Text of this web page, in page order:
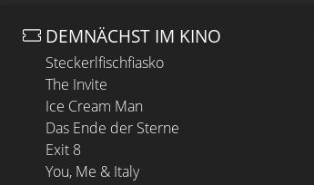
DEMNÄCHST IM KINO
Steckerlfischfiasko
The Invite
Ice Cream Man
Das Ende der Sterne
Exit 8
You, Me & Italy